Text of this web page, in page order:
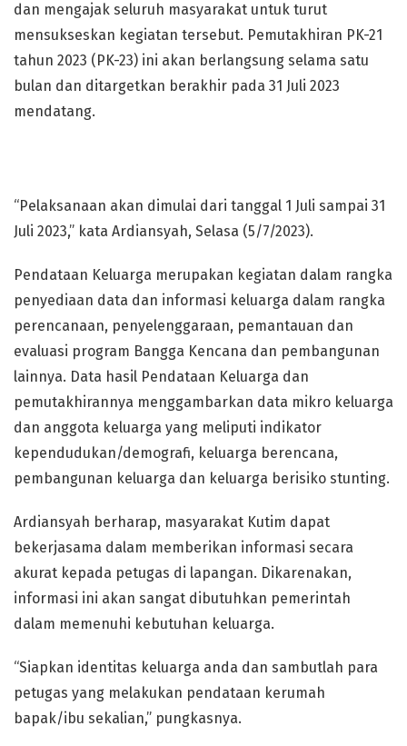
dan mengajak seluruh masyarakat untuk turut
mensukseskan kegiatan tersebut. Pemutakhiran PK-21
tahun 2023 (PK-23) ini akan berlangsung selama satu
bulan dan ditargetkan berakhir pada 31 Juli 2023
mendatang.
“Pelaksanaan akan dimulai dari tanggal 1 Juli sampai 31
Juli 2023,” kata Ardiansyah, Selasa (5/7/2023).
Pendataan Keluarga merupakan kegiatan dalam rangka
penyediaan data dan informasi keluarga dalam rangka
perencanaan, penyelenggaraan, pemantauan dan
evaluasi program Bangga Kencana dan pembangunan
lainnya. Data hasil Pendataan Keluarga dan
pemutakhirannya menggambarkan data mikro keluarga
dan anggota keluarga yang meliputi indikator
kependudukan/demografi, keluarga berencana,
pembangunan keluarga dan keluarga berisiko stunting.
Ardiansyah berharap, masyarakat Kutim dapat
bekerjasama dalam memberikan informasi secara
akurat kepada petugas di lapangan. Dikarenakan,
informasi ini akan sangat dibutuhkan pemerintah
dalam memenuhi kebutuhan keluarga.
“Siapkan identitas keluarga anda dan sambutlah para
petugas yang melakukan pendataan kerumah
bapak/ibu sekalian,” pungkasnya.